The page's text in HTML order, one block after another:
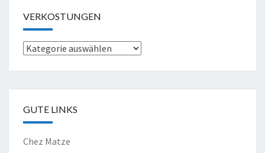
VERKOSTUNGEN
Verkostungen
GUTE LINKS
Chez Matze